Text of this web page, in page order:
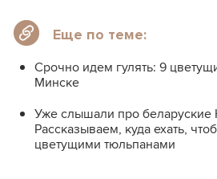
Еще по теме:
Срочно идем гулять: 9
Минске
Уже слышали про беларуские
Рассказываем, куда ехать,
цветущими тюльпанами